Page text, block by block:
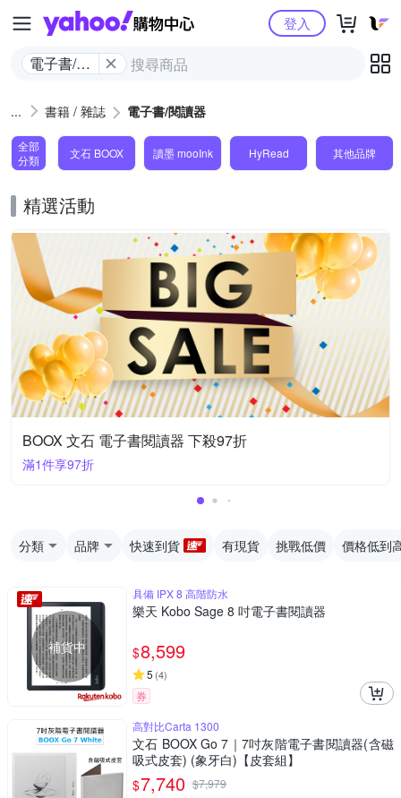
Yahoo購物中心
電子書/閱
登入
書籍 / 雜誌 電子書/閱讀器
全部
分類
文石 BOOX 讀墨 mooInk HyRead 其他品牌
精選活動
BOOX 文石 電子書閱讀器 下殺97折
滿1件享97折
分類 品牌 快速到貨 有現貨 挑戰低價 價格低到
補貨中
具備 IPX 8 高階防水
樂天 Kobo Sage 8 吋電子書閱讀器
$8,599
5 (4)
券
高對比Carta 1300
文石 BOOX Go 7｜7吋灰階電子書閱讀器(含磁
吸式皮套) (象牙白)【皮套組】
$7,740 $7,979